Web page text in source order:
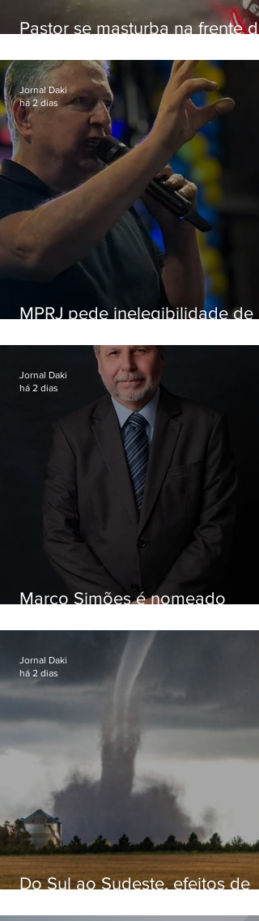
Pastor se masturba na frente de
MPRJ pede inelegibilidade de
Jornal Daki
há 2 dias
Marco Simões é nomeado
Jornal Daki
há 2 dias
Do Sul ao Sudeste, efeitos de
Jornal Daki
há 2 dias